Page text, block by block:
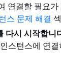
연결할 필요
스 문제 해결
다시 시작합니
스턴스에 연